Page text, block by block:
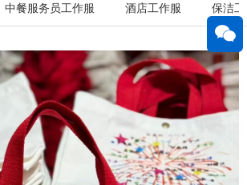
中餐服务员工作服 酒店工作服 保洁